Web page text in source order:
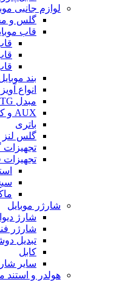
لوازم جانبی
گلس و
قاب
بند
انواع آویز
مبدل OTG و دانگل
AUX و کابل صدا
باتری
گلس لنز
شارژر موبایل
شارژ
شارژر
تبدیل
کابل
سایر
هولدر و استند